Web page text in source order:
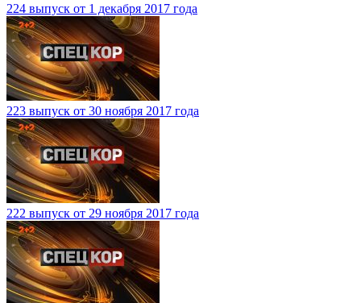
224 выпуск от 1 декабря 2017 года
223 выпуск от 30 ноября 2017 года
222 выпуск от 29 ноября 2017 года